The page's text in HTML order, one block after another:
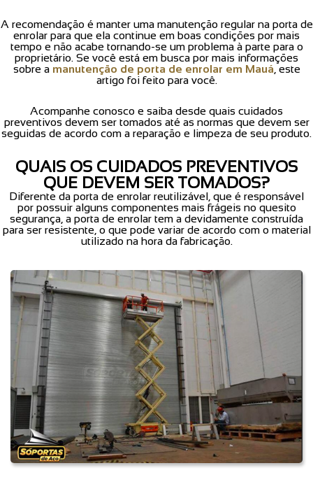
A recomendação é manter uma manutenção regular na porta de
enrolar para que ela continue em boas condições por mais
tempo e não acabe tornando-se um problema à parte para o
proprietário. Se você está em busca por mais informações
sobre a manutenção de porta de enrolar em Mauá , este
artigo foi feito para você.
Acompanhe conosco e saiba desde quais cuidados
preventivos devem ser tomados até as normas que devem ser
seguidas de acordo com a reparação e limpeza de seu produto.
QUAIS OS CUIDADOS PREVENTIVOS
QUE DEVEM SER TOMADOS?
Diferente da porta de enrolar reutilizável, que é responsável
por possuir alguns componentes mais frágeis no quesito
segurança, a porta de enrolar tem a devidamente construída
para ser resistente, o que pode variar de acordo com o material
utilizado na hora da fabricação.